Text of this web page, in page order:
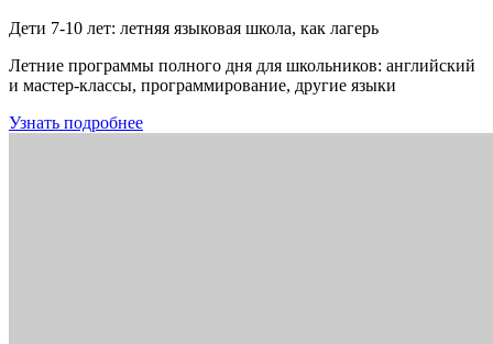
Дети 7-10 лет: летняя языковая школа, как лагерь
Летние программы полного дня для школьников: английский
и мастер-классы, программирование, другие языки
Узнать подробнее